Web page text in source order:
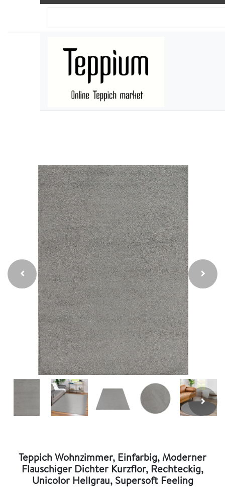
Teppich Wohnzimmer, Einfarbig, Moderner
Flauschiger Dichter Kurzflor, Rechteckig,
Unicolor Hellgrau, Supersoft Feeling